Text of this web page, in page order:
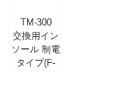
TM-300
交換用イン
ソール 制電
タイプ(F-